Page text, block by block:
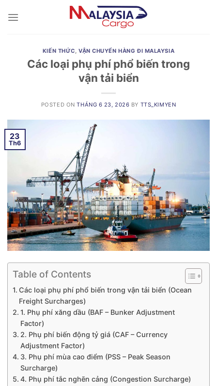
KIẾN THỨC,VẬN CHUYỂN HÀNG ĐI MALAYSIA
Các loại phụ phí phổ biến trong
vận tải biển
POSTED ONTHÁNG 6 23, 2026 BY TTS_KIMYEN
23
Th6
Table of Contents
Các loại phụ phí phổ biến trong vận tải biển (Ocean
Freight Surcharges)
1. Phụ phí xăng dầu (BAF – Bunker Adjustment
Factor)
2. Phụ phí biến động tỷ giá (CAF – Currency
Adjustment Factor)
3. Phụ phí mùa cao điểm (PSS – Peak Season
Surcharge)
4. Phụ phí tắc nghẽn cảng (Congestion Surcharge)